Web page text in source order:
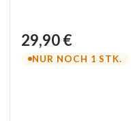
29,90 €
NUR NOCH 1 STK.